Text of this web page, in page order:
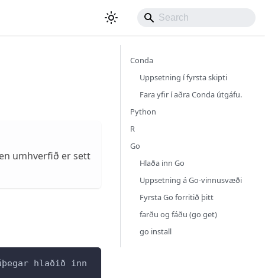
umhverfið er sett
hlaðið inn
Conda
Uppsetning í fyrsta skipti
Fara yfir í aðra Conda útgáfu.
Python
R
Go
Hlaða inn Go
Uppsetning á Go-vinnusvæði
Fyrsta Go forritið þitt
farðu og fáðu (go get)
go install